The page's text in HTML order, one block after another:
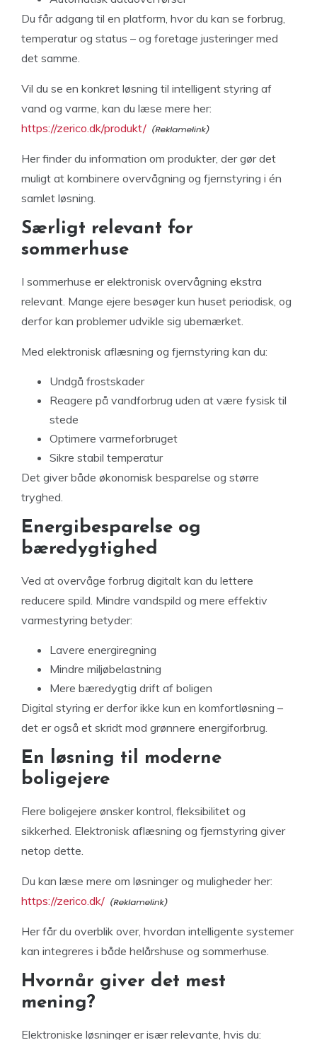
Du får adgang til en platform, hvor du kan se forbrug,
temperatur og status – og foretage justeringer med
det samme.
Vil du se en konkret løsning til intelligent styring af
vand og varme, kan du læse mere her:
https://zerico.dk/produkt/
Her finder du information om produkter, der gør det
muligt at kombinere overvågning og fjernstyring i én
samlet løsning.
Særligt relevant for
sommerhuse
I sommerhuse er elektronisk overvågning ekstra
relevant. Mange ejere besøger kun huset periodisk, og
derfor kan problemer udvikle sig ubemærket.
Med elektronisk aflæsning og fjernstyring kan du:
Undgå frostskader
Reagere på vandforbrug uden at være fysisk til
stede
Optimere varmeforbruget
Sikre stabil temperatur
Det giver både økonomisk besparelse og større
tryghed.
Energibesparelse og
bæredygtighed
Ved at overvåge forbrug digitalt kan du lettere
reducere spild. Mindre vandspild og mere effektiv
varmestyring betyder:
Lavere energiregning
Mindre miljøbelastning
Mere bæredygtig drift af boligen
Digital styring er derfor ikke kun en komfortløsning –
det er også et skridt mod grønnere energiforbrug.
En løsning til moderne
boligejere
Flere boligejere ønsker kontrol, fleksibilitet og
sikkerhed. Elektronisk aflæsning og fjernstyring giver
netop dette.
Du kan læse mere om løsninger og muligheder her:
https://zerico.dk/
Her får du overblik over, hvordan intelligente systemer
kan integreres i både helårshuse og sommerhuse.
Hvornår giver det mest
mening?
Elektroniske løsninger er især relevante, hvis du: